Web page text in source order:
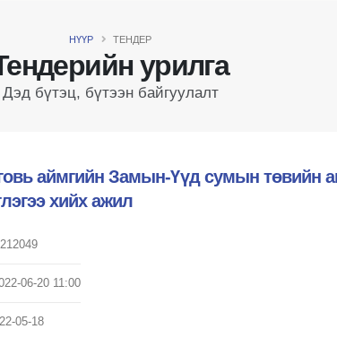
урилга
Дэд бүтэц, бүтээн байгуулалт
НҮҮР ТЕНДЕР
аймгийн Замын-Үүд сумын төвийн
хийх ажил
06-20 11:00
05-18